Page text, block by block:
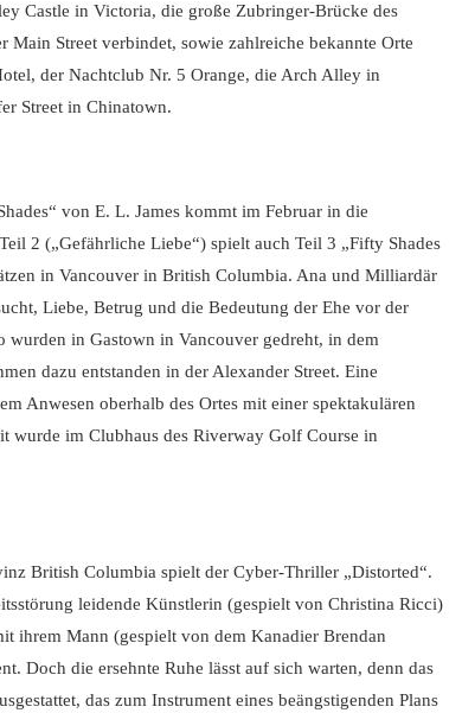
Castle in Victoria, die große Zubringer-Brücke des
Street verbindet, sowie zahlreiche bekannte Orte
der Nachtclub Nr. 5 Orange, die Arch Alley in
Street in Chinatown.
von E. L. James kommt im Februar in die
2 („Gefährliche Liebe“) spielt auch Teil 3 „Fifty Shades
in Vancouver in British Columbia. Ana und Milliardär
Liebe, Betrug und die Bedeutung der Ehe vor der
in Gastown in Vancouver gedreht, in dem
dazu entstanden in der Alexander Street. Eine
Anwesen oberhalb des Ortes mit einer spektakulären
wurde im Clubhaus des Riverway Golf Course in
British Columbia spielt der Cyber-Thriller „Distorted“.
leidende Künstlerin (gespielt von Christina Ricci)
ihrem Mann (gespielt von dem Kanadier Brendan
Doch die ersehnte Ruhe lässt auf sich warten, denn das
das zum Instrument eines beängstigenden Plans